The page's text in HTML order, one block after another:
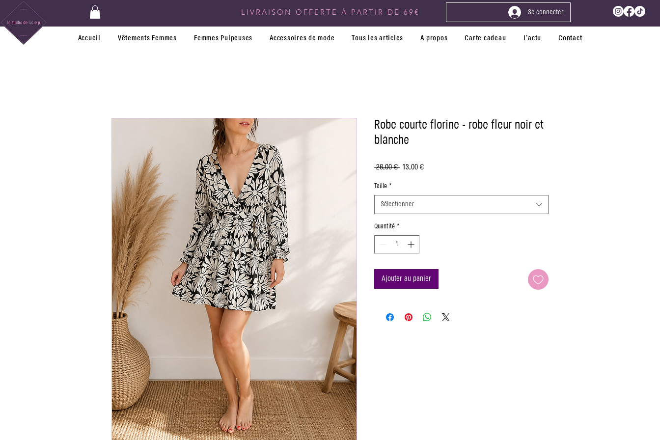
LIVRAISON OFFERTE À PARTIR DE 69€ Se connecter
Accueil Vêtements Femmes Femmes Pulpeuses Accessoires de mode Tous les articles A propos Carte cadeau L'actu Contact
Robe courte florine - robe fleur noir et
blanche
26,00 € Prix
13,00 €Prix
Taille *
Sélectionner
Quantité *
Ajouter au panier